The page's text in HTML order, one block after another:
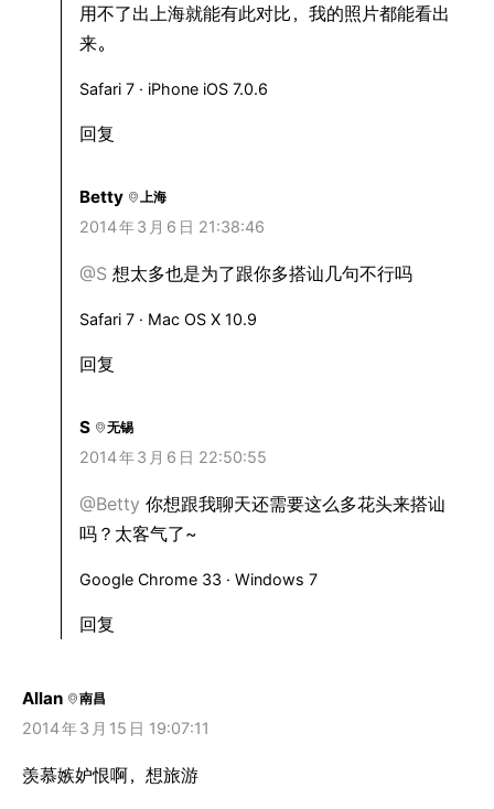
用不了出上海就能有此对比，我的照片都能看出
来。
Safari 7 · iPhone iOS 7.0.6
回复
Betty 上海
2014年3 月 6 日 21:38:46
@S 想太多也是为了跟你多搭讪几句不行吗
Safari 7 · Mac OS X 10.9
回复
S 无锡
2014年3 月 6 日 22:50:55
@Betty 你想跟我聊天还需要这么多花头来搭讪
吗？太客气了~
Google Chrome 33 · Windows 7
回复
Allan 南昌
2014年3 月 15 日 19:07:11
羡慕嫉妒恨啊，想旅游